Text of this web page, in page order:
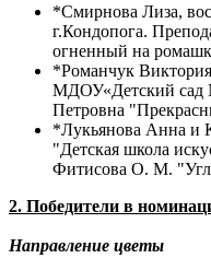
*Смирнова Лиза,
г.Кондопога.
огненный на
*Романчук Виктория
МДОУ«Детский сад
Петровна
*Лукьянова Анна и
"Детская школа
Фитисова О. М.
2. Победители в
Направление цветы